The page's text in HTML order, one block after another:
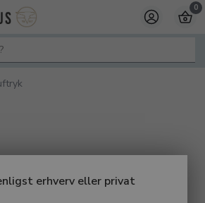
erhverv eller privat
0